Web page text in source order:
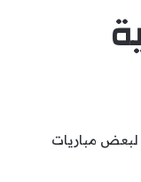
لبعض مباريات